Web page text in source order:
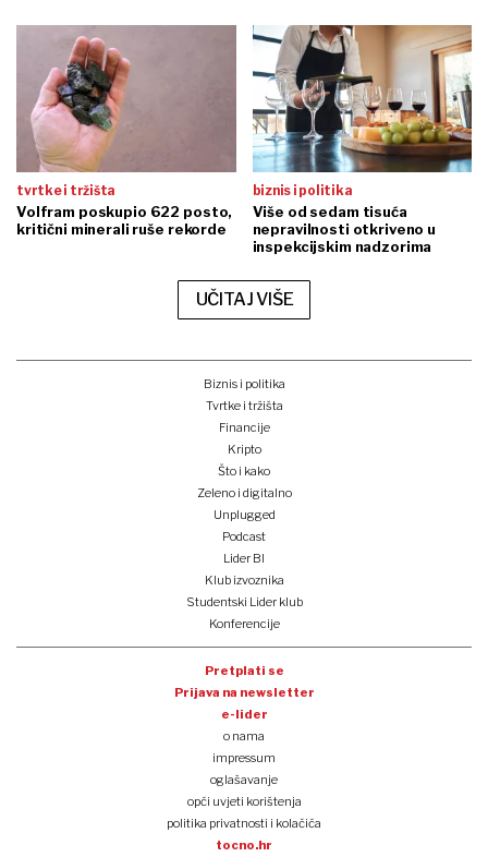
tvrtke i tržišta
Volfram poskupio 622 posto,
kritični minerali ruše rekorde
biznis i politika
Više od sedam tisuća
nepravilnosti otkriveno u
inspekcijskim nadzorima
UČITAJ VIŠE
Biznis i politika
Tvrtke i tržišta
Financije
Kripto
Što i kako
Zeleno i digitalno
Unplugged
Podcast
Lider BI
Klub izvoznika
Studentski Lider klub
Konferencije
Pretplati se
Prijava na newsletter
e-lider
o nama
impressum
oglašavanje
opći uvjeti korištenja
politika privatnosti i kolačića
tocno.hr